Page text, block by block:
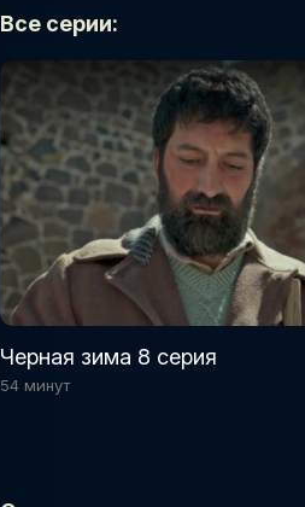
Все серии:
Черная зима 8 серия
54 минут